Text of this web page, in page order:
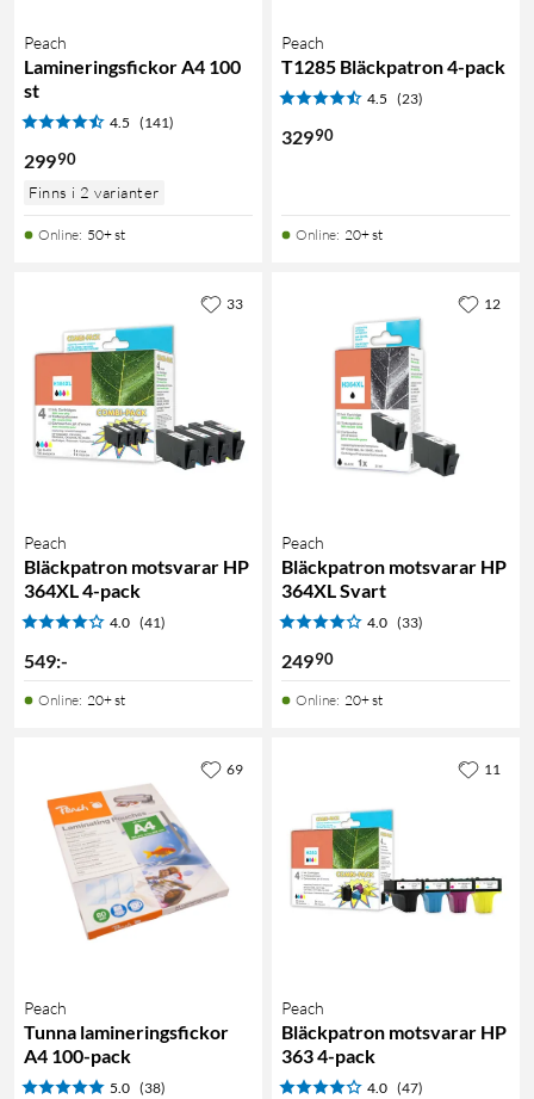
Peach
Lamineringsfickor A4 100
st
4.5 (141)
29990
Finns i 2 varianter
Online: 50+ st
Peach
T1285 Bläckpatron 4-pack
4.5 (23)
32990
Online: 20+ st
Peach
Bläckpatron motsvarar HP
364XL 4-pack
4.0 (41)
549:-
Online: 20+ st
33
Peach
Bläckpatron motsvarar HP
364XL Svart
4.0 (33)
24990
Online: 20+ st
12
Peach
Tunna lamineringsfickor
A4 100-pack
5.0 (38)
69
Peach
Bläckpatron motsvarar HP
363 4-pack
4.0 (47)
11